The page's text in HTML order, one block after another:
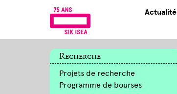
Actualité
Recherche
Projets de recherche
Programme de bourses